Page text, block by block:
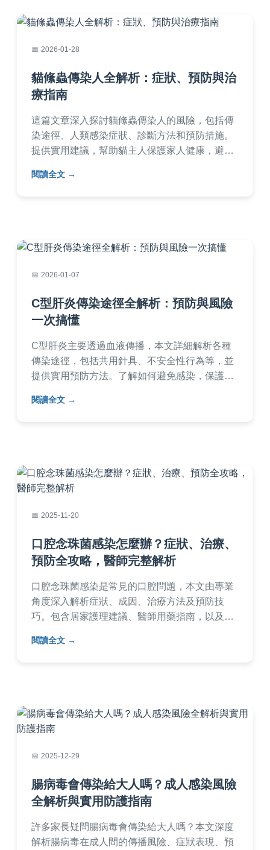
2026-01-28
貓絛蟲傳染人全解析：症狀、預防與治
療指南
這篇文章深入探討貓絛蟲傳染人的風險，包括傳
染途徑、人類感染症狀、診斷方法和預防措施。
提供實用建議，幫助貓主人保護家人健康，避免
訊準確可靠。
閱讀全文
2026-01-07
C型肝炎傳染途徑全解析：預防與風險
一次搞懂
C型肝炎主要透過血液傳播，本文詳細解析各種
傳染途徑，包括共用針具、不安全性行為等，並
提供實用預防方法。了解如何避免感染，保護自
認識C型肝炎風險。
閱讀全文
2025-11-20
口腔念珠菌感染怎麼辦？症狀、治療、
預防全攻略，醫師完整解析
口腔念珠菌感染是常見的口腔問題，本文由專業
角度深入解析症狀、成因、治療方法及預防技
巧。包含居家護理建議、醫師用藥指南，以及常
健康。內容實用易懂，適合所有年齡層參考。
閱讀全文
2025-12-29
腸病毒會傳染給大人嗎？成人感染風險
全解析與實用防護指南
許多家長疑問腸病毒會傳染給大人嗎？本文深度
解析腸病毒在成人間的傳播風險、症狀表現、預